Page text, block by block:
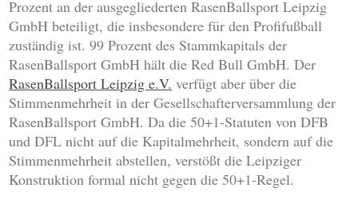
Prozent an der ausgegliederten RasenBallsport Leipzig
GmbH beteiligt, die insbesondere für den Profifußball
zuständig ist. 99 Prozent des Stammkapitals der
RasenBallsport GmbH hält die Red Bull GmbH. Der
RasenBallsport Leipzig e.V. verfügt aber über die
Stimmenmehrheit in der Gesellschafterversammlung der
RasenBallsport GmbH. Da die 50+1-Statuten von DFB
und DFL nicht auf die Kapitalmehrheit, sondern auf die
Stimmenmehrheit abstellen, verstößt die Leipziger
Konstruktion formal nicht gegen die 50+1-Regel.